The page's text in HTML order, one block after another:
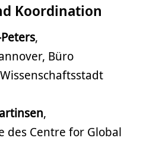
Koordination
,
Büro
,
des Centre for Global